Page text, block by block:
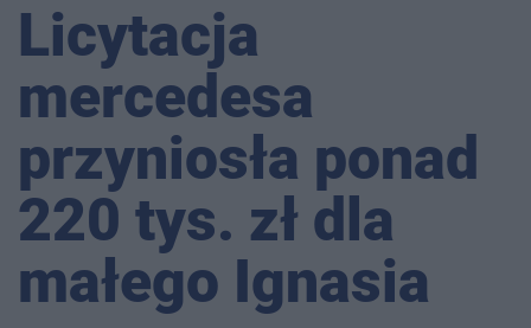
Licytacja
mercedesa
przyniosła ponad
220 tys. zł dla
małego Ignasia